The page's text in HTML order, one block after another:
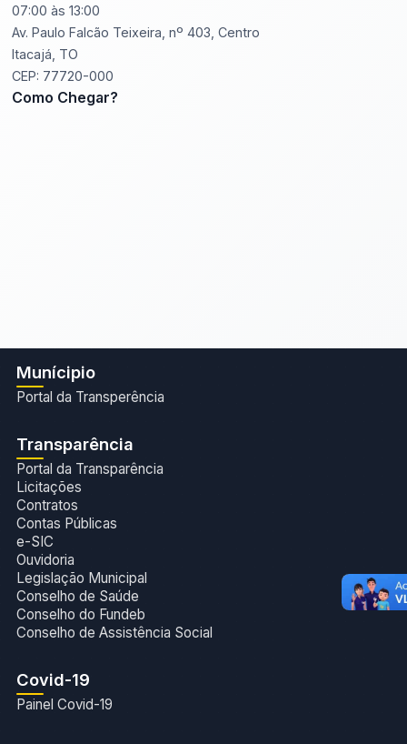
07:00 às 13:00
Av. Paulo Falcão Teixeira, nº 403, Centro
Itacajá, TO
CEP: 77720-000
Como Chegar?
Munícipio
Portal da Transperência
Transparência
Portal da Transparência
Licitações
Contratos
Contas Públicas
e-SIC
Ouvidoria
Legislação Municipal
Conselho de Saúde
Conselho do Fundeb
Conselho de Assistência Social
Covid-19
Painel Covid-19